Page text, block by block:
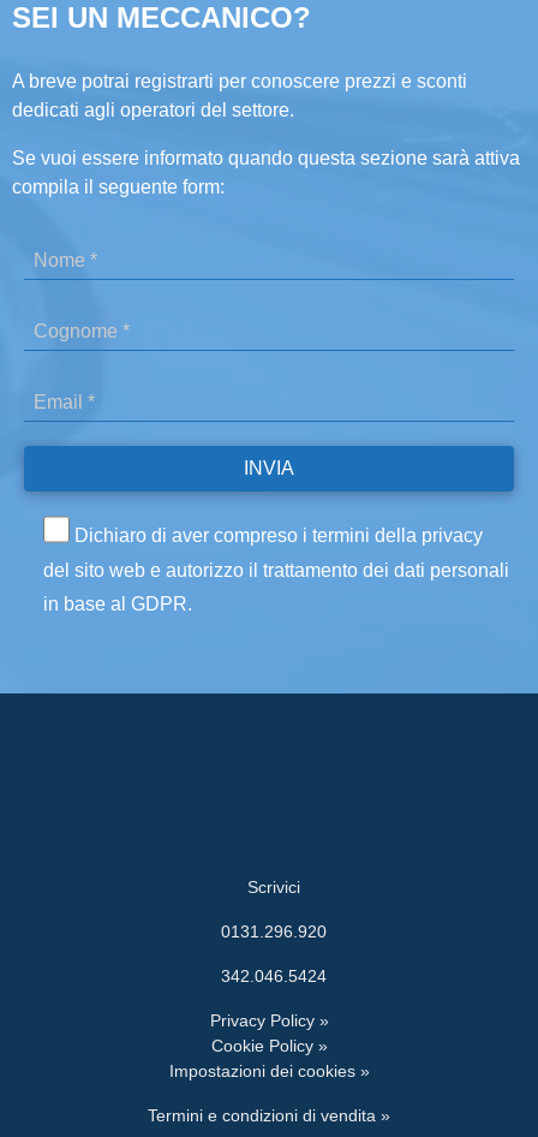
SEI UN MECCANICO?
A breve potrai registrarti per conoscere prezzi e sconti
dedicati agli operatori del settore.
Se vuoi essere informato quando questa sezione sarà attiva
compila il seguente form:
Dichiaro di aver compreso i termini della privacy
del sito web e autorizzo il trattamento dei dati personali
in base al GDPR.
Scrivici
0131.296.920
342.046.5424
Privacy Policy »
Cookie Policy »
Impostazioni dei cookies »
Termini e condizioni di vendita »